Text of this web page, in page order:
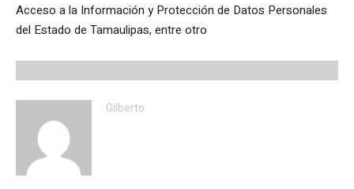
Acceso a la Información y Protección de Datos Personales
del Estado de Tamaulipas, entre otro
Gilberto